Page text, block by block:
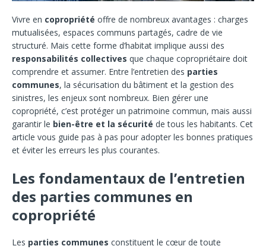
Vivre en copropriété offre de nombreux avantages : charges
mutualisées, espaces communs partagés, cadre de vie
structuré. Mais cette forme d’habitat implique aussi des
responsabilités collectives que chaque copropriétaire doit
comprendre et assumer. Entre l’entretien des parties
communes, la sécurisation du bâtiment et la gestion des
sinistres, les enjeux sont nombreux. Bien gérer une
copropriété, c’est protéger un patrimoine commun, mais aussi
garantir le bien-être et la sécurité de tous les habitants. Cet
article vous guide pas à pas pour adopter les bonnes pratiques
et éviter les erreurs les plus courantes.
Les fondamentaux de l’entretien
des parties communes en
copropriété
Les parties communes constituent le cœur de toute